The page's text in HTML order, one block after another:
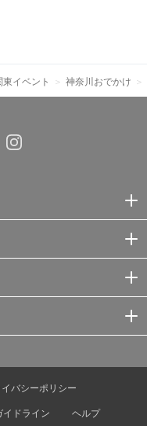
東イベント 神奈川おでかけ
バシーポリシー
ドライン ヘルプ